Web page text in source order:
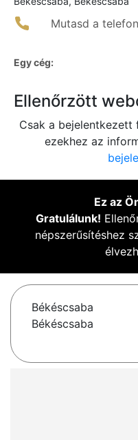
Mutasd a
Egy cég:
Ellenőrzött
Csak a bejelentkezett
ezekhez az
Ez az
Gratulálunk!
népszerűsítéshez
Békéscsaba
Békéscsaba